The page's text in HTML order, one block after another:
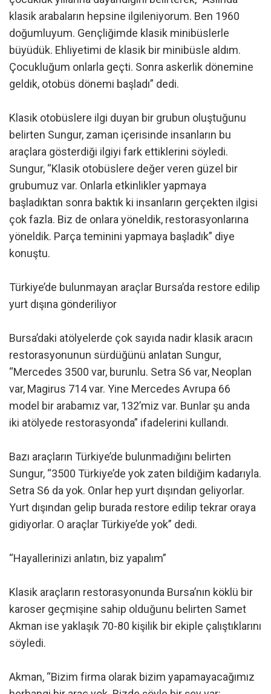
klasik arabaların hepsine ilgileniyorum. Ben 1960
doğumluyum. Gençliğimde klasik minibüslerle
büyüdük. Ehliyetimi de klasik bir minibüsle aldım.
Çocukluğum onlarla geçti. Sonra askerlik dönemine
geldik, otobüs dönemi başladı” dedi.
Klasik otobüslere ilgi duyan bir grubun oluştuğunu
belirten Sungur, zaman içerisinde insanların bu
araçlara gösterdiği ilgiyi fark ettiklerini söyledi.
Sungur, “Klasik otobüslere değer veren güzel bir
grubumuz var. Onlarla etkinlikler yapmaya
başladıktan sonra baktık ki insanların gerçekten ilgisi
çok fazla. Biz de onlara yöneldik, restorasyonlarına
yöneldik. Parça teminini yapmaya başladık” diye
konuştu.
Türkiye’de bulunmayan araçlar Bursa’da restore edilip
yurt dışına gönderiliyor
Bursa’daki atölyelerde çok sayıda nadir klasik aracın
restorasyonunun sürdüğünü anlatan Sungur,
“Mercedes 3500 var, burunlu. Setra S6 var, Neoplan
var, Magirus 714 var. Yine Mercedes Avrupa 66
model bir arabamız var, 132’miz var. Bunlar şu anda
iki atölyede restorasyonda” ifadelerini kullandı.
Bazı araçların Türkiye’de bulunmadığını belirten
Sungur, “3500 Türkiye’de yok zaten bildiğim kadarıyla.
Setra S6 da yok. Onlar hep yurt dışından geliyorlar.
Yurt dışından gelip burada restore edilip tekrar oraya
gidiyorlar. O araçlar Türkiye’de yok” dedi.
“Hayallerinizi anlatın, biz yapalım”
Klasik araçların restorasyonunda Bursa’nın köklü bir
karoser geçmişine sahip olduğunu belirten Samet
Akman ise yaklaşık 70-80 kişilik bir ekiple çalıştıklarını
söyledi.
Akman, “Bizim firma olarak bizim yapamayacağımız